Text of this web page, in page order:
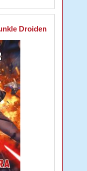
Droiden